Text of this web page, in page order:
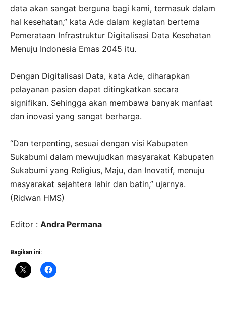
data akan sangat berguna bagi kami, termasuk dalam
hal kesehatan,” kata Ade dalam kegiatan bertema
Pemerataan Infrastruktur Digitalisasi Data Kesehatan
Menuju Indonesia Emas 2045 itu.
Dengan Digitalisasi Data, kata Ade, diharapkan
pelayanan pasien dapat ditingkatkan secara
signifikan. Sehingga akan membawa banyak manfaat
dan inovasi yang sangat berharga.
“Dan terpenting, sesuai dengan visi Kabupaten
Sukabumi dalam mewujudkan masyarakat Kabupaten
Sukabumi yang Religius, Maju, dan Inovatif, menuju
masyarakat sejahtera lahir dan batin,” ujarnya.
(Ridwan HMS)
Editor : Andra Permana
Bagikan ini: